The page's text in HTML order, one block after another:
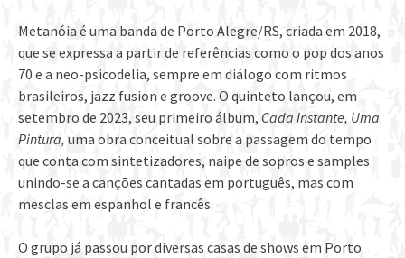
Metanóia é uma banda de Porto Alegre/RS, criada em 2018,
que se expressa a partir de referências como o pop dos anos
70 e a neo-psicodelia, sempre em diálogo com ritmos
brasileiros, jazz fusion e groove. O quinteto lançou, em
setembro de 2023, seu primeiro álbum, Cada Instante, Uma
Pintura, uma obra conceitual sobre a passagem do tempo
que conta com sintetizadores, naipe de sopros e samples
unindo-se a canções cantadas em português, mas com
mesclas em espanhol e francês.
O grupo já passou por diversas casas de shows em Porto